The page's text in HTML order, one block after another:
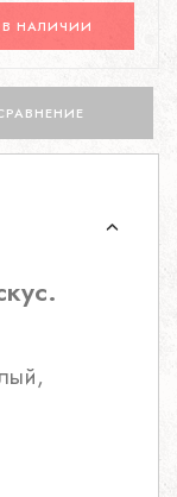
В НАЛИЧИИ